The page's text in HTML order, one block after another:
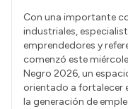
Con una importante
industriales,
emprendedores y
comenzó este
Negro 2026, un
orientado a fortalecer
la generación de